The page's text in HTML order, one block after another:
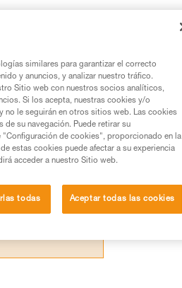
vuelve muy
antes de
comprender
a
seguridad,
que no
similares para garantizar el correcto
y anuncios, y analizar nuestro tráfico.
Sitio web con nuestros socios analíticos,
Si los acepta, nuestras cookies y/o
no le seguirán en otros sitios web. Las cookies
su navegación. Puede retirar su
de cookies", proporcionado en la
estas cookies puede afectar a su experiencia
acceder a nuestro Sitio web.
todas Aceptar todas las cookies